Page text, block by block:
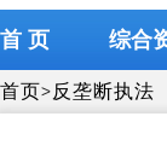
首 页 综合
首页>反垄断执法